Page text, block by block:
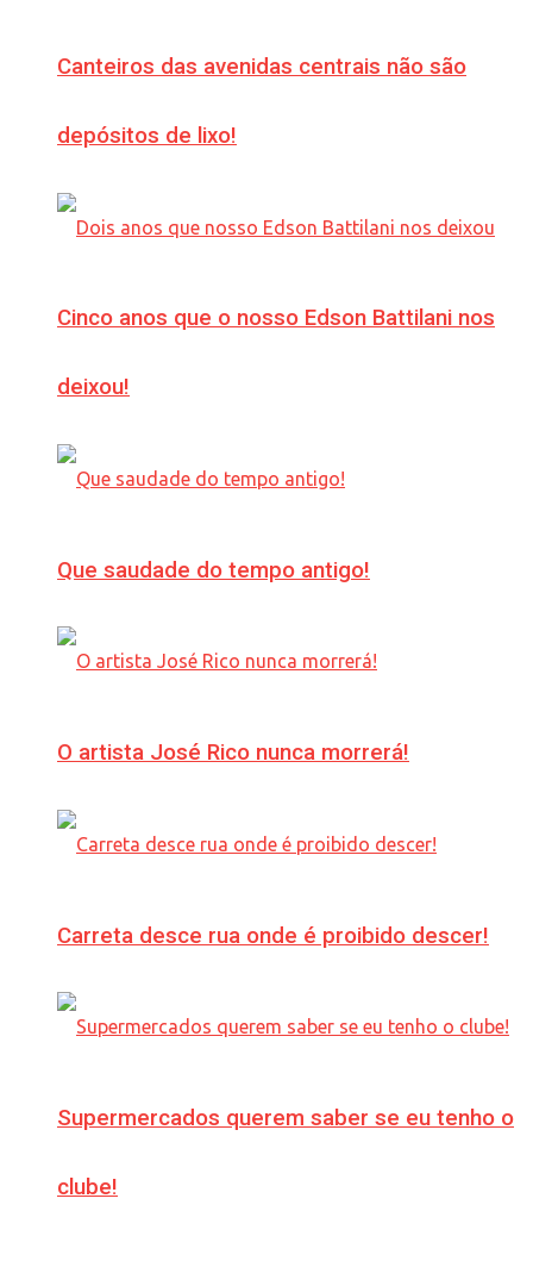
Canteiros das avenidas centrais não são
depósitos de lixo!
Cinco anos que o nosso Edson Battilani nos
deixou!
Que saudade do tempo antigo!
O artista José Rico nunca morrerá!
Carreta desce rua onde é proibido descer!
Supermercados querem saber se eu tenho o
clube!